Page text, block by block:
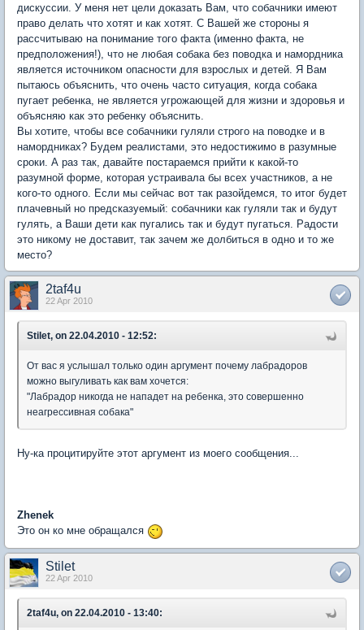
дискуссии. У меня нет цели доказать Вам, что собачники имеют
право делать что хотят и как хотят. С Вашей же стороны я
рассчитываю на понимание того факта (именно факта, не
предположения!), что не любая собака без поводка и намордника
является источником опасности для взрослых и детей. Я Вам
пытаюсь объяснить, что очень часто ситуация, когда собака
пугает ребенка, не является угрожающей для жизни и здоровья и
объясняю как это ребенку объяснить.
Вы хотите, чтобы все собачники гуляли строго на поводке и в
намордниках? Будем реалистами, это недостижимо в разумные
сроки. А раз так, давайте постараемся прийти к какой-то
разумной форме, которая устраивала бы всех участников, а не
кого-то одного. Если мы сейчас вот так разойдемся, то итог будет
плачевный но предсказуемый: собачники как гуляли так и будут
гулять, а Ваши дети как пугались так и будут пугаться. Радости
это никому не доставит, так зачем же долбиться в одно и то же
место?
2taf4u
22 Apr 2010
Stilet, on 22.04.2010 - 12:52:
От вас я услышал только один аргумент почему лабрадоров
можно выгуливать как вам хочется:
"Лабрадор никогда не нападет на ребенка, это совершенно
неагрессивная собака"
Ну-ка процитируйте этот аргумент из моего сообщения...
Zhenek
Это он ко мне обращался
Stilet
22 Apr 2010
2taf4u, on 22.04.2010 - 13:40: